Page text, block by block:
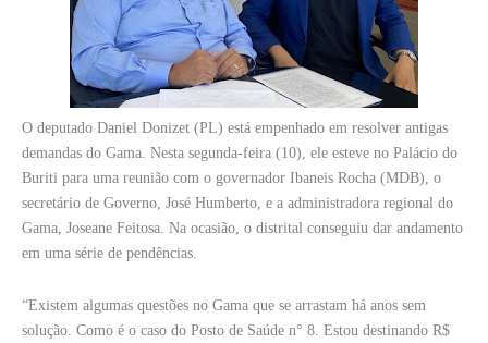
O deputado Daniel Donizet (PL) está empenhado em resolver antigas
demandas do Gama. Nesta segunda-feira (10), ele esteve no Palácio do
Buriti para uma reunião com o governador Ibaneis Rocha (MDB), o
secretário de Governo, José Humberto, e a administradora regional do
Gama, Joseane Feitosa. Na ocasião, o distrital conseguiu dar andamento
em uma série de pendências.
“Existem algumas questões no Gama que se arrastam há anos sem
solução. Como é o caso do Posto de Saúde n° 8. Estou destinando R$